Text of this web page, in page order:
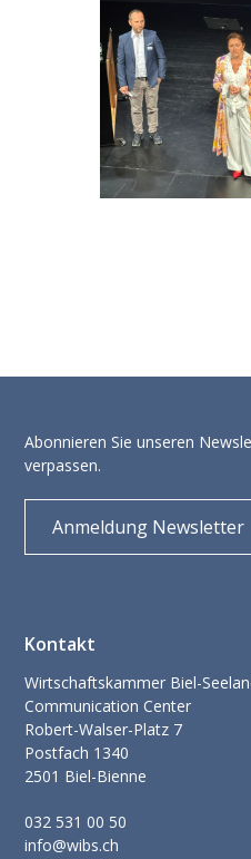
Abonnieren Sie unseren
verpassen.
Anmeldung Newsletter
Kontakt
Wirtschaftskammer Biel-
Communication Center
Robert-Walser-Platz 7
Postfach 1340
2501 Biel-Bienne
032 531 00 50
info@wibs.ch